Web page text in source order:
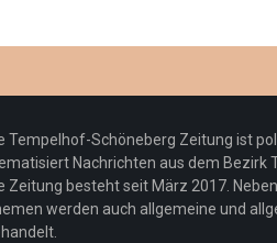
Redaktion
Pepe Jeans London
neuer
Redaktion
Woher kommt der
Regeln
Tempelhof-Schöneberg Zeitung ist
Nachrichten aus dem Bezirk
Zeitung besteht seit März 2017.
werden auch allgemeine und